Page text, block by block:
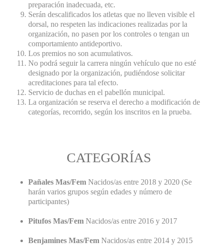
preparación inadecuada, etc.
Serán descalificados los atletas que no lleven visible el
dorsal, no respeten las indicaciones realizadas por la
organización, no pasen por los controles o tengan un
comportamiento antideportivo.
Los premios no son acumulativos.
No podrá seguir la carrera ningún vehículo que no esté
designado por la organización, pudiéndose solicitar
acreditaciones para tal efecto.
Servicio de duchas en el pabellón municipal.
La organización se reserva el derecho a modificación de
categorías, recorrido, según los inscritos en la prueba.
CATEGORÍAS
Pañales Mas/Fem Nacidos/as entre 2018 y 2020 (Se
harán varios grupos según edades y número de
participantes)
Pitufos Mas/Fem Nacidos/as entre 2016 y 2017
Benjamines Mas/Fem Nacidos/as entre 2014 y 2015